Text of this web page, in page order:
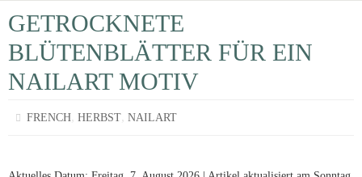
GETROCKNETE
BLÜTENBLÄTTER FÜR EIN
NAILART MOTIV
FRENCH,HERBST,NAILART